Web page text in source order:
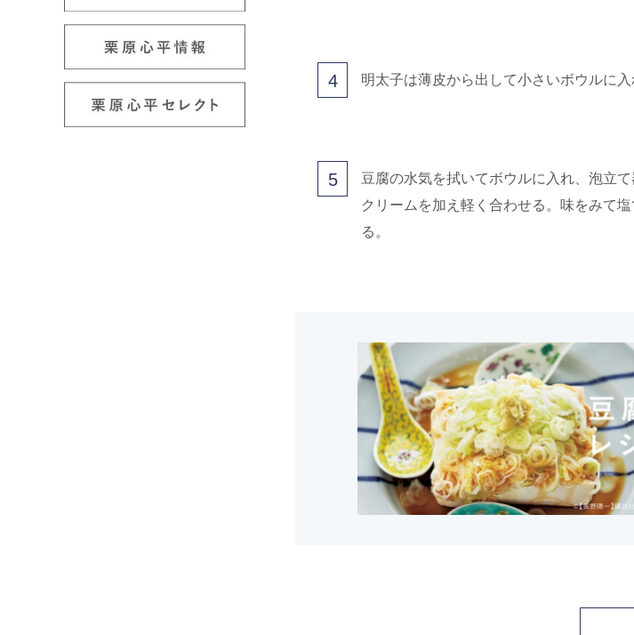
4 明太子は薄皮から出して小さいボウルに
5
豆腐の水気を拭いてボウルに入れ、泡立
クリームを加え軽く合わせる。味をみて
る。